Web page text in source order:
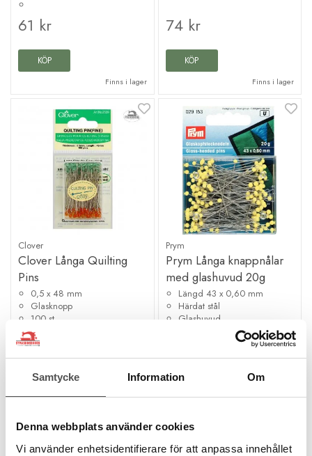
Samtycke Information Om
Denna webbplats använder cookies
Vi använder enhetsidentifierare för att anpassa innehållet
61 kr
KÖP
Finns i lager
74 kr
KÖP
Finns i lager
Clover
Clover Långa Quilting
Pins
0,5 x 48 mm
Glasknopp
100 st
158 kr
KÖP
Finns i lager
Prym
Prym Långa knappnålar
med glashuvud 20g
Längd 43 x 0,60 mm
Härdat stål
Glashuvud
Finns i lager